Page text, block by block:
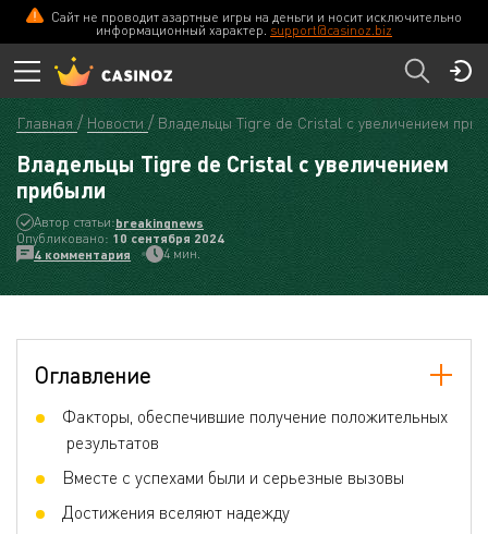
Сайт не проводит азартные игры на деньги и носит исключительно
информационный характер. support@casinoz.biz
Главная Новости Владельцы Tigre de Cristal с увеличением
Владельцы Tigre de Cristal с увеличением
прибыли
Автор статьи:breakingnews
Опубликовано: 10 сентября 2024
4 комментария
4 мин.
Оглавление
Факторы, обеспечившие получение положительных
результатов
Вместе с успехами были и серьезные вызовы
Достижения вселяют надежду